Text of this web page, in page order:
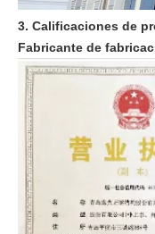
3. Calificaciones de
Fabricante de